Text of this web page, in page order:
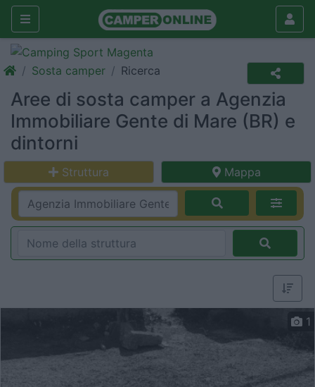
Sosta camper Ricerca
Aree di sosta camper a Agenzia
Immobiliare Gente di Mare (BR) e
dintorni
Struttura Mappa
1